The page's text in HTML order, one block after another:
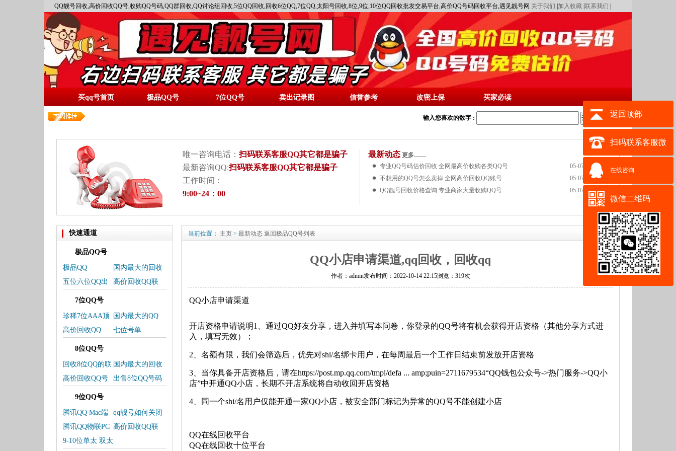
QQ靓号回收,高价回收QQ号,收购QQ号码,QQ群回收,QQ讨论组回收,5位QQ回收,回收6位QQ,7位QQ,太阳号回收,8位,9位,10位QQ回收批发交易平台,高价QQ号码回收平台,遇见靓号网 关于我们 加入收藏 联系我们
买qq号首页 极品QQ号 7位QQ号 卖出记录图 信誉参考 改密上保 买家必读
输入您喜欢的数字 : 开始搜索
唯一咨询电话：扫码联系客服QQ其它都是骗子
最新咨询QQ:扫码联系客服QQ其它都是骗子
工作时间：
9:00~24：00
最新动态 更多……
专业QQ号码估价回收 全网最高价收购各类QQ号
05-07
不想用的QQ号怎么卖掉 全网高价回收QQ账号
05-07
QQ靓号回收价格查询 专业商家大量收购QQ号
05-07
快速通道
极品QQ号
极品QQ
国内最大的回收
QQ-交易平台
五位六位QQ出
售号单
高价回收QQ联
系微信
7位QQ号
珍稀7位AAA顶
级QQ靓号上线
国内最大的QQ
交易平台
高价回收QQ 七位号单
8位QQ号
回收8位QQ的联
系方式
国内最大的回收
QQ，卖QQ交易
平台
高价回收QQ号
码
出售8位QQ号码
欢迎选购
9位QQ号
腾讯QQ Mac端
更新
qq靓号如何关闭
靓号
腾讯QQ物联PC
端服务将下架
高价回收QQ联
9-10位单太 双太
当前位置： 主页 > 最新动态 返回极品QQ号列表
QQ小店申请渠道,qq回收，回收qq
作者：admin发布时间：2022-10-14 22:15浏览： 319次
QQ小店申请渠道
开店资格申请说明1、通过QQ好友分享，进入并填写本问卷，你登录的QQ号将有机会获得开店资格（其他分享方式进
入，填写无效）；
2、名额有限，我们会筛选后，优先对shi/名绑卡用户，在每周最后一个工作日结束前发放开店资格
3、当你具备开店资格后，请在https://post.mp.qq.com/tmpl/defa ... amp;puin=2711679534“QQ钱包公众号->热门服务->QQ小
店”中开通QQ小店，长期不开店系统将自动收回开店资格
4、同一个shi/名用户仅能开通一家QQ小店，被安全部门标记为异常的QQ号不能创建小店
QQ在线回收平台
QQ在线回收十位平台
返回顶部
扫码联系客服微
信其它都是骗子
在线咨询
微信二维码